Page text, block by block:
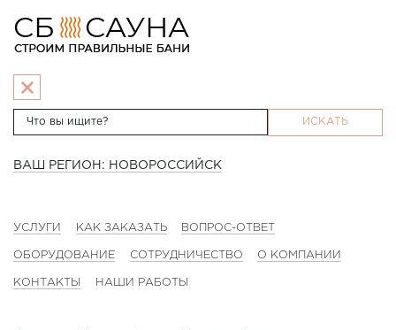
ИСКАТЬ
ВАШ РЕГИОН: НОВОРОССИЙСК
УСЛУГИ КАК ЗАКАЗАТЬ ВОПРОС-ОТВЕТ
ОБОРУДОВАНИЕ СОТРУДНИЧЕСТВО О КОМПАНИИ
КОНТАКТЫ НАШИ РАБОТЫ